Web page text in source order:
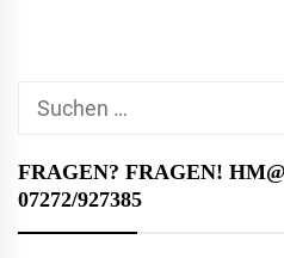
Suchen
FRAGEN? FRAGEN!
07272/927385